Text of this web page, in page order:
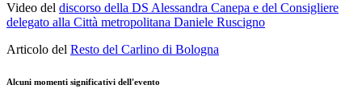
Video del discorso della DS Alessandra Canepa e del Consigliere
delegato alla Città metropolitana Daniele Ruscigno
Articolo del Resto del Carlino di Bologna
Alcuni momenti significativi dell'evento